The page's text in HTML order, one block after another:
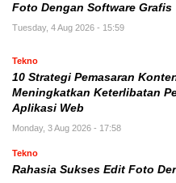
Foto Dengan Software Grafis
Tuesday, 4 Aug 2026 - 15:59
Tekno
10 Strategi Pemasaran
Meningkatkan Keterlibatan
Aplikasi Web
Monday, 3 Aug 2026 - 17:58
Tekno
Rahasia Sukses Edit Foto